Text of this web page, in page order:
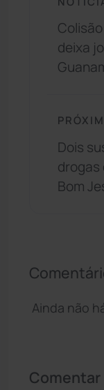
deixa
Dois
drogas
Bom
Ainda não